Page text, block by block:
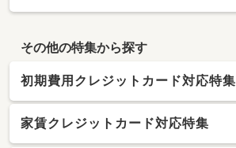
その他の特集から探す
初期費用クレジットカード対応特集
家賃クレジットカード対応特集